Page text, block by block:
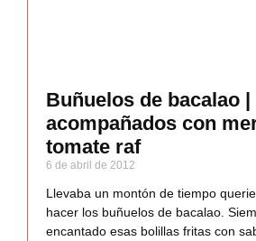
Buñuelos de bacalao |
acompañados con
tomate raf
6 de abril de 2012
Llevaba un montón de tiempo
hacer los buñuelos de bacalao.
encantado esas bolillas fritas con